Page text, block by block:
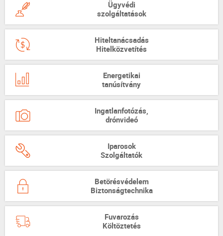
Ügyvédi
szolgáltatások
Hiteltanácsadás
Hitelközvetítés
Energetikai
tanúsítvány
Ingatlanfotózás,
drónvideó
Iparosok
Szolgáltatók
Betörésvédelem
Biztonságtechnika
Fuvarozás
Költöztetés